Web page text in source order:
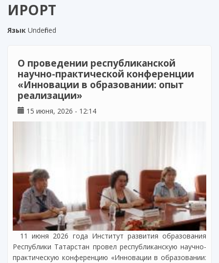
ИРОРТ
Язык Undefined
О проведении республиканской
научно-практической конференции
«Инновации в образовании: опыт
реализации»
15 июня, 2026 - 12:14
11 июня 2026 года Институт развития образования
Республики Татарстан провел республиканскую научно-
практическую конференцию «Инновации в образовании: